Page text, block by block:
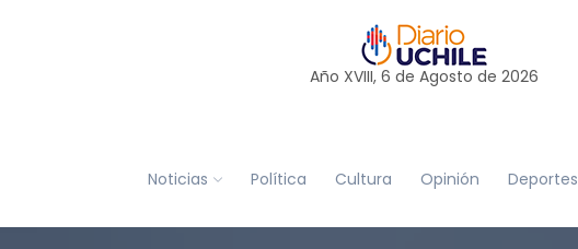
Año XVIII, 6 de Agosto de 2026
Noticias Política Cultura Opinión Deportes